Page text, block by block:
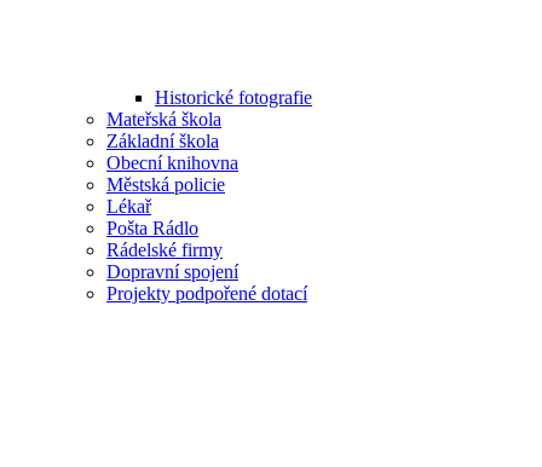
Historické fotografie
Mateřská škola
Základní škola
Obecní knihovna
Městská policie
Lékař
Pošta Rádlo
Rádelské firmy
Dopravní spojení
Projekty podpořené dotací